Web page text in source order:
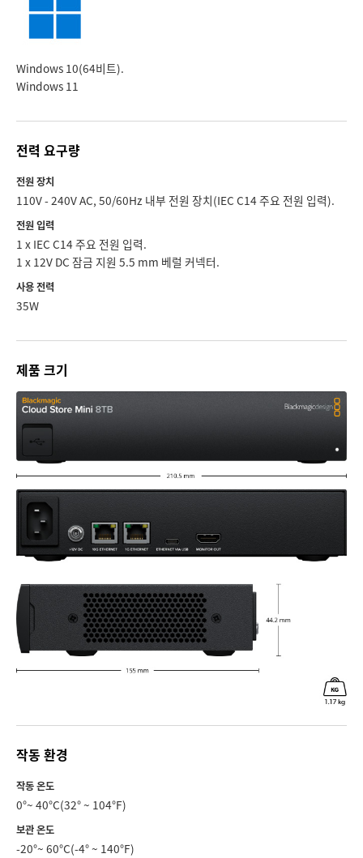
Windows 10(64비트).
Windows 11
전력 요구량
전원 장치
110V - 240V AC, 50/60Hz 내부 전원 장치(IEC C14 주요 전원 입력).
전원 입력
1 x IEC C14 주요 전원 입력.
1 x 12V DC 잠금 지원 5.5 mm 베럴 커넥터.
사용 전력
35W
제품 크기
작동 환경
작동 온도
0°~ 40°C(32° ~ 104°F)
보관 온도
-20°~ 60°C(-4° ~ 140°F)